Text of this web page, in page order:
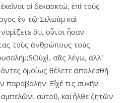
οἱ δεκαοκτώ, ἐπὶ τοὺς
ἐν τῷ Σιλωὰμ καὶ
ὅτι οὗτοι ἦσαν
τοὺς ἀνθρώπους τοὺς
σᾶς λέγω, ἀλλ᾿
ὁμοίως θέλετε ἀπολεσθῆ.
Εἶχέ τις συκῆν
αὑτοῦ, καὶ ἦλθε ζητῶν